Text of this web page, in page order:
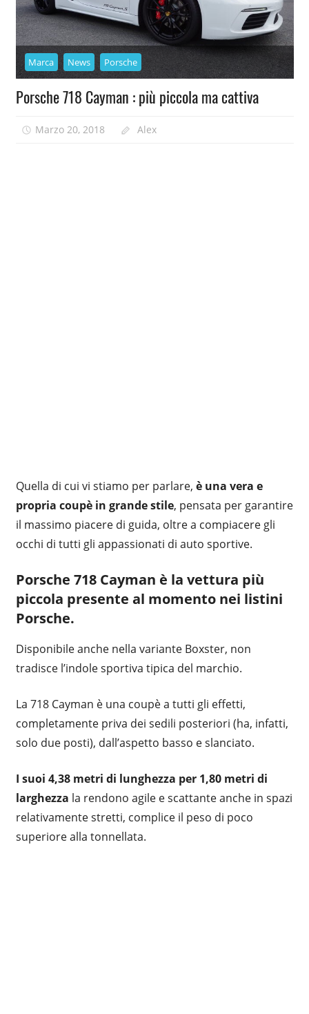
Marca News Porsche
Porsche 718 Cayman : più piccola ma cattiva
Marzo 20, 2018 Alex
Quella di cui vi stiamo per parlare, è una vera e
propria coupè in grande stile, pensata per garantire
il massimo piacere di guida, oltre a compiacere gli
occhi di tutti gli appassionati di auto sportive.
Porsche 718 Cayman è la vettura più
piccola presente al momento nei listini
Porsche.
Disponibile anche nella variante Boxster, non
tradisce l’indole sportiva tipica del marchio.
La 718 Cayman è una coupè a tutti gli effetti,
completamente priva dei sedili posteriori (ha, infatti,
solo due posti), dall’aspetto basso e slanciato.
I suoi 4,38 metri di lunghezza per 1,80 metri di
larghezza la rendono agile e scattante anche in spazi
relativamente stretti, complice il peso di poco
superiore alla tonnellata.